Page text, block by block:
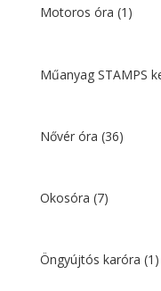
Motoros óra (1)
Műanyag STAMPS
Nővér óra (36)
Okosóra (7)
Öngyújtós karóra (1)